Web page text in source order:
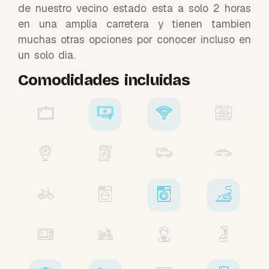
de nuestro vecino estado esta a solo 2 horas
en una amplia carretera y tienen tambien
muchas otras opciones por conocer incluso en
un solo dia.
Comodidades incluidas